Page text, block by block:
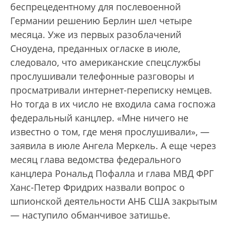
беспрецедентному для послевоенной
Германии решению Берлин шел четыре
месяца. Уже из первых разоблачений
Сноудена, преданных огласке в июле,
следовало, что американские спецслужбы
прослушивали телефонные разговоры и
просматривали интернет-переписку немцев.
Но тогда в их число не входила сама госпожа
федеральный канцлер. «Мне ничего не
известно о том, где меня прослушивали», —
заявила в июле Ангела Меркель. А еще через
месяц глава ведомства федерального
канцлера Рональд Пофалла и глава МВД ФРГ
Ханс-Петер Фридрих назвали вопрос о
шпионской деятельности АНБ США закрытым
— наступило обманчивое затишье.